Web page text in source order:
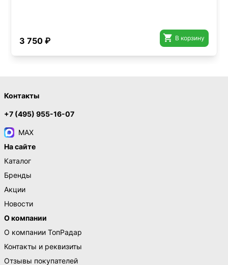
3 750 ₽  В корзину
Контакты
+7 (495) 955-16-07
MAX
На сайте
Каталог
Бренды
Акции
Новости
О компании
О компании ТопРадар
Контакты и реквизиты
Отзывы покупателей